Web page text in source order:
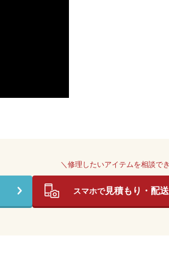
＼修理したいアイテムを相談で
スマホで見積もり・配